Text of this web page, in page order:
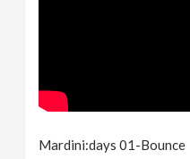
Mardini:days 01-Bounce